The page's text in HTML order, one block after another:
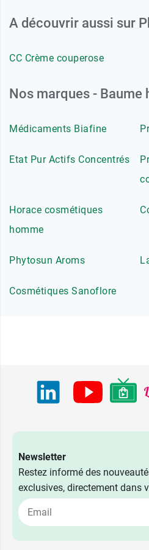
A découvrir aussi sur
CC Crème couperose
Nos marques - Baume
Médicaments Biafine
Etat Pur Actifs Concentrés
Horace cosmétiques
homme
Phytosun Aroms
Cosmétiques Sanoflore
Newsletter
Restez informé des
exclusives, directement dans